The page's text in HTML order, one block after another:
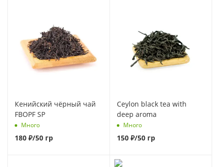
Кенийский чёрный чай
FBOPF SP
Много
180 ₽/50 гр
Ceylon black tea with
deep aroma
Много
150 ₽/50 гр